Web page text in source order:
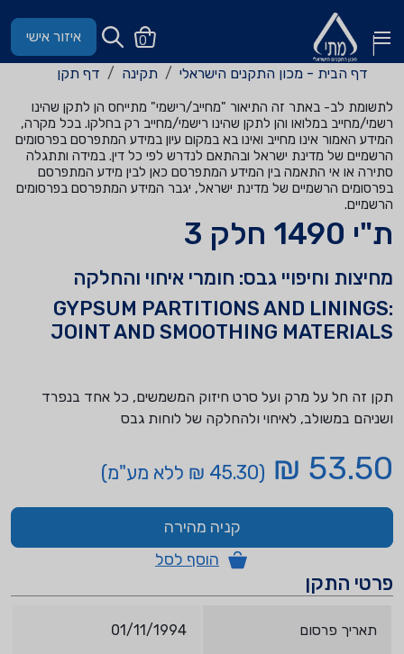
0 איזור אישי
דף הבית - מכון התקנים הישראלי תקינה דף תקן
לתשומת לב- באתר זה התיאור "מחייב/רישמי" מתייחס הן לתקן שהינו
רשמי/מחייב במלואו והן לתקן שהינו רישמי/מחייב רק בחלקו. בכל מקרה,
המידע האמור אינו מחייב ואינו בא במקום עיון במידע המתפרסם בפרסומים
הרשמיים של מדינת ישראל ובהתאם לנדרש לפי כל דין. במידה ותתגלה
סתירה או אי התאמה בין המידע המתפרסם כאן לבין מידע המתפרסם
בפרסומים הרשמיים של מדינת ישראל, יגבר המידע המתפרסם בפרסומים
הרשמיים.
ת"י 1490 חלק 3
מחיצות וחיפויי גבס: חומרי איחוי והחלקה
GYPSUM PARTITIONS AND LININGS:
JOINT AND SMOOTHING MATERIALS
תקן זה חל על מרק ועל סרט חיזוק המשמשים, כל אחד בנפרד
ושניהם במשולב, לאיחוי ולהחלקה של לוחות גבס
53.50 ₪ (45.30 ₪ ללא מע"מ)
קניה מהירה
הוסף לסל
פרטי התקן
תאריך פרסום 01/11/1994